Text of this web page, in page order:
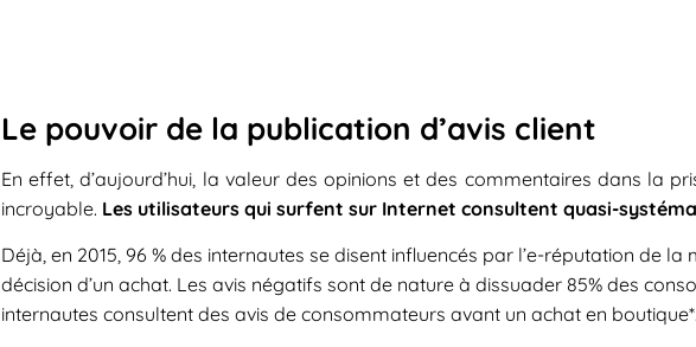
Le pouvoir de la publication d’avis client
En effet, d’aujourd’hui, la valeur des opinions et des commentaires dans la
incroyable. Les utilisateurs qui surfent sur Internet consultent quasi-
Déjà, en 2015, 96 % des internautes se disent influencés par l’e-réputation de
décision d’un achat. Les avis négatifs sont de nature à dissuader 85% des
internautes consultent des avis de consommateurs avant un achat en boutique*.